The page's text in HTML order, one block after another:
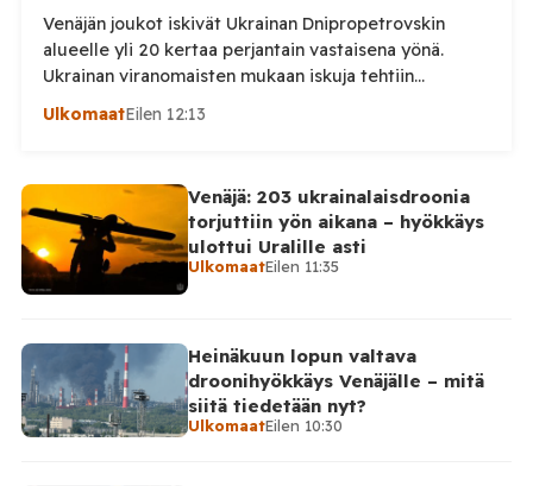
Venäjän joukot iskivät Ukrainan Dnipropetrovskin
alueelle yli 20 kertaa perjantain vastaisena yönä.
Ukrainan viranomaisten mukaan iskuja tehtiin
drooneilla ja tykistöllä viidelle eri alueelle.
kertoi perjantaiaamuna 7. elokuuta julkaisemassaan
Telegram-päivityksessä, että Venäjän joukot
hyökkäsivät yön aikana yli 20 kertaa viidelle alueelle.
Nikopolin alueella iskuja kohdistui Nikopolin
kaupunkiin sekä […]
UlkomaatEilen 12:13
Venäjä: 203 ukrainalaisdroonia
torjuttiin yön aikana – hyökkäys
ulottui Uralille asti
UlkomaatEilen 11:35
Heinäkuun lopun valtava
droonihyökkäys Venäjälle – mitä
siitä tiedetään nyt?
UlkomaatEilen 10:30